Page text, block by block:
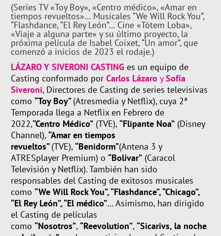
(Series TV «Toy Boy», «Centro médico», «Amar en
tiempos revueltos»… Musicales “We Will Rock You”,
“Flashdance, “El Rey León”… Cine «Tótem Loba»,
«Viaje a alguna parte» y su último proyecto, la
próxima película de Isabel Coixet, “Un amor”, que
comenzó a inicios de 2023 el rodaje.)
LÁZARO Y SIVERONI CASTING es un equipo de
Casting conformado por Carlos Lázaro y Sofía
Siveroni, Directores de Casting de series televisivas
como “Toy Boy” (Atresmedia y Netflix), cuya 2ª
Temporada llega a Netflix en Febrero de
2022,“Centro Médico” (TVE), “Flipante Noa” (Disney
Channel), “Amar en tiempos
revueltos” (TVE), “Benidorm”(Antena 3 y
ATRESplayer Premium) o “Bolívar” (Caracol
Televisión y Netflix). También han sido
responsables del Casting de exitosos musicales
como “We Will Rock You”, “Flashdance”, “Chicago”,
“El Rey León”, “El médico”… Asimismo, han dirigido
el Casting de películas
como “Nosotros”, “Reevolution”, “Sicarivs, la noche